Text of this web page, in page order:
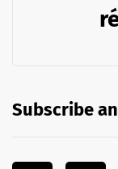
Subscribe